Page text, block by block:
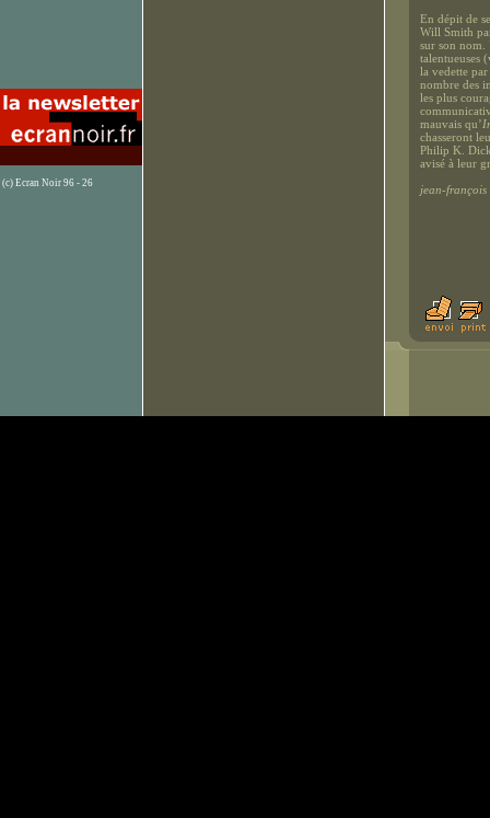
(c) Ecran Noir 96 - 26
En dépit de
Will Smith
sur son nom.
talentueuses
la vedette
nombre des
les plus
mauvais qu’
chasseront
Philip K.
avisé à leur
jean-françois